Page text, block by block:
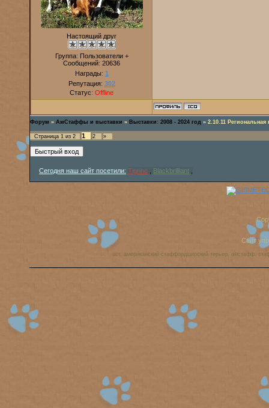
Настоящий друг
Группа: Пользователи +
Сообщений: 20636
Награды: 1
Репутация: 302
Статус: Offline
Форум » АмСтаффы и выставки » Выставки: 2008 - 2024 год » 2.10.11
Страница 1 из 2 1 2 »
Сегодня наш сайт посетили: Tigrino Blackbrilliant
Сайт
аст, американский стаффордширский терьер, амстафф,